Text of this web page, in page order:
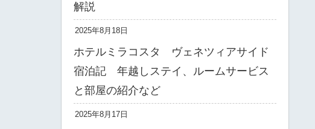
解説
2025年8月18日
ホテルミラコスタ ヴェネツィアサイド
宿泊記 年越しステイ、ルームサービス
と部屋の紹介など
2025年8月17日